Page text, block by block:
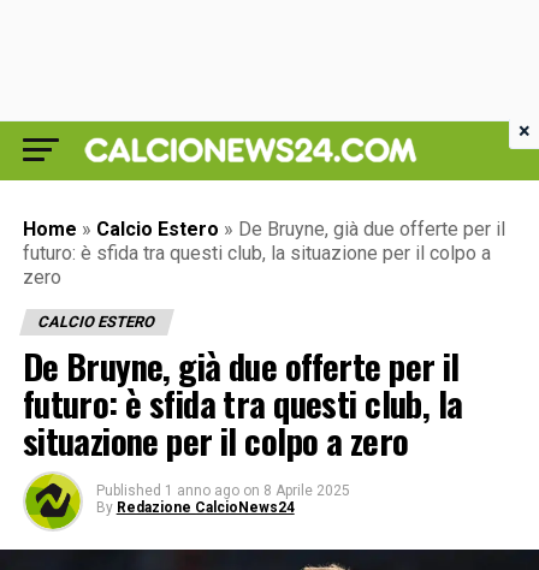
Home » Calcio Estero » De Bruyne, già due offerte per il
futuro: è sfida tra questi club, la situazione per il colpo a
zero
CALCIO ESTERO
De Bruyne, già due offerte per il
futuro: è sfida tra questi club, la
situazione per il colpo a zero
Published 1 anno ago on 8 Aprile 2025
By Redazione CalcioNews24
×